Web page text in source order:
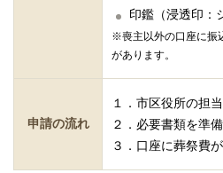
印鑑（浸透印：
※喪主以外の口座に振
があります。
申請の流れ
１．市区役所の担
２．必要書類を準
３．口座に葬祭費